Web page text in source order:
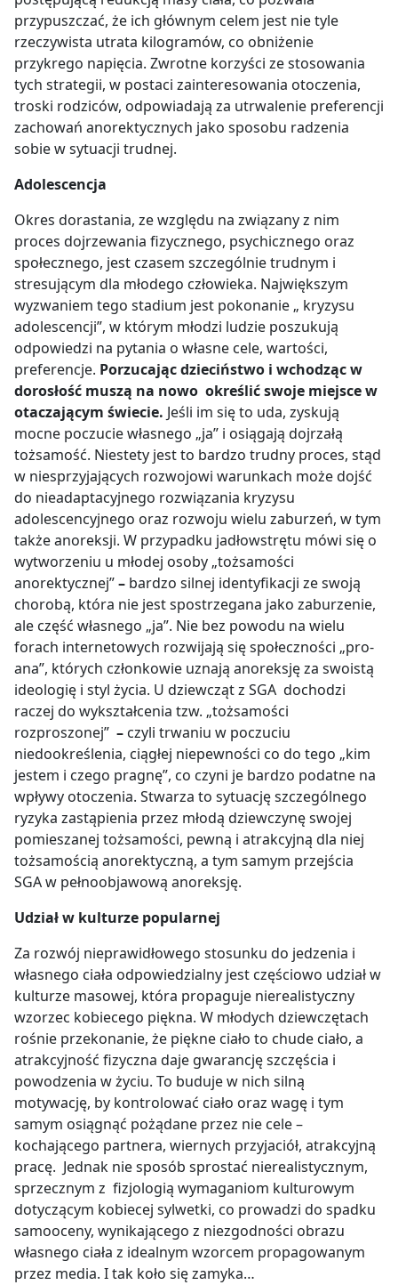
przypuszczać, że ich głównym celem jest nie tyle
rzeczywista utrata kilogramów, co obniżenie
przykrego napięcia. Zwrotne korzyści ze stosowania
tych strategii, w postaci zainteresowania otoczenia,
troski rodziców, odpowiadają za utrwalenie preferencji
zachowań anorektycznych jako sposobu radzenia
sobie w sytuacji trudnej.
Adolescencja
Okres dorastania, ze względu na związany z nim
proces dojrzewania fizycznego, psychicznego oraz
społecznego, jest czasem szczególnie trudnym i
stresującym dla młodego człowieka. Największym
wyzwaniem tego stadium jest pokonanie „ kryzysu
adolescencji”, w którym młodzi ludzie poszukują
odpowiedzi na pytania o własne cele, wartości,
preferencje. Porzucając dzieciństwo i wchodząc w
dorosłość muszą na nowo określić swoje miejsce w
otaczającym świecie. Jeśli im się to uda, zyskują
mocne poczucie własnego „ja” i osiągają dojrzałą
tożsamość. Niestety jest to bardzo trudny proces, stąd
w niesprzyjających rozwojowi warunkach może dojść
do nieadaptacyjnego rozwiązania kryzysu
adolescencyjnego oraz rozwoju wielu zaburzeń, w tym
także anoreksji. W przypadku jadłowstrętu mówi się o
wytworzeniu u młodej osoby „tożsamości
anorektycznej”– bardzo silnej identyfikacji ze swoją
chorobą, która nie jest spostrzegana jako zaburzenie,
ale część własnego „ja”. Nie bez powodu na wielu
forach internetowych rozwijają się społeczności „pro-
ana”, których członkowie uznają anoreksję za swoistą
ideologię i styl życia. U dziewcząt z SGA dochodzi
raczej do wykształcenia tzw. „tożsamości
rozproszonej” – czyli trwaniu w poczuciu
niedookreślenia, ciągłej niepewności co do tego „kim
jestem i czego pragnę”, co czyni je bardzo podatne na
wpływy otoczenia. Stwarza to sytuację szczególnego
ryzyka zastąpienia przez młodą dziewczynę swojej
pomieszanej tożsamości, pewną i atrakcyjną dla niej
tożsamością anorektyczną, a tym samym przejścia
SGA w pełnoobjawową anoreksję.
Udział w kulturze popularnej
Za rozwój nieprawidłowego stosunku do jedzenia i
własnego ciała odpowiedzialny jest częściowo udział w
kulturze masowej, która propaguje nierealistyczny
wzorzec kobiecego piękna. W młodych dziewczętach
rośnie przekonanie, że piękne ciało to chude ciało, a
atrakcyjność fizyczna daje gwarancję szczęścia i
powodzenia w życiu. To buduje w nich silną
motywację, by kontrolować ciało oraz wagę i tym
samym osiągnąć pożądane przez nie cele –
kochającego partnera, wiernych przyjaciół, atrakcyjną
pracę. Jednak nie sposób sprostać nierealistycznym,
sprzecznym z fizjologią wymaganiom kulturowym
dotyczącym kobiecej sylwetki, co prowadzi do spadku
samooceny, wynikającego z niezgodności obrazu
własnego ciała z idealnym wzorcem propagowanym
przez media. I tak koło się zamyka…